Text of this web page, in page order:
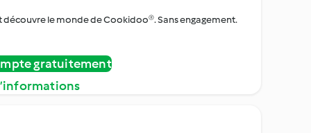
le monde de Cookidoo®. Sans engagement.
gratuitement